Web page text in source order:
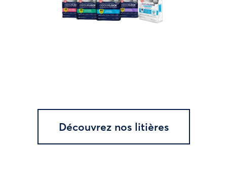
Découvrez nos litières